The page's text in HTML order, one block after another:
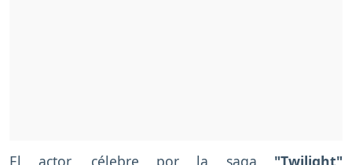
El actor, célebre por la saga "Twilight"